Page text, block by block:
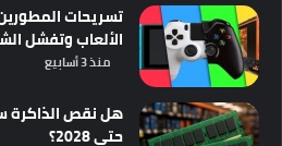
تسريحات
الألعاب وتفشل
منذ 3 أسابيع
هل نقص الذاكرة
حتى 2028؟